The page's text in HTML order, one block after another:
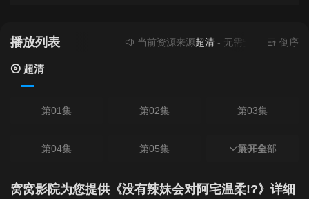
播放列表 当前资源来源超清- 无需安装任何插件
倒序
超清
第01集 第02集 第03集
第04集 第05集 第06集
第07集 第08集 第09集
展开全部
窝窝影院为您提供《没有辣妹会对阿宅温柔!?》详细